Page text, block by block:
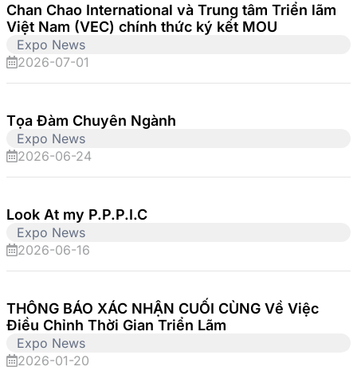
Chan Chao International và Trung tâm Triển lãm
Việt Nam (VEC) chính thức ký kết MOU
Expo News
2026-07-01
Tọa Đàm Chuyên Ngành
Expo News
2026-06-24
Look At my P.P.P.I.C
Expo News
2026-06-16
THÔNG BÁO XÁC NHẬN CUỐI CÙNG Về Việc
Điều Chỉnh Thời Gian Triển Lãm
Expo News
2026-01-20